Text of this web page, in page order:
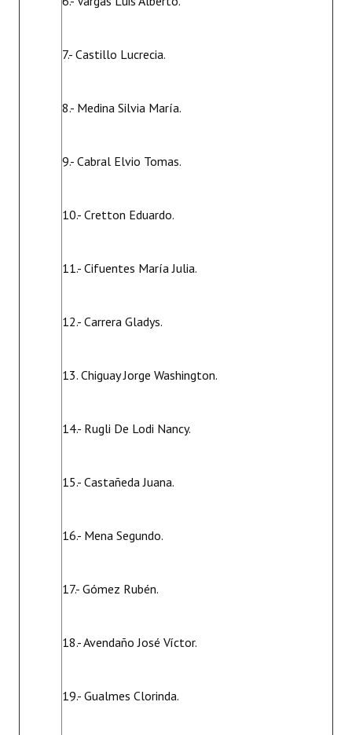
7.- Castillo Lucrecia.
8.- Medina Silvia María.
9.- Cabral Elvio Tomas.
10.- Cretton Eduardo.
11.- Cifuentes María Julia.
12.- Carrera Gladys.
13. Chiguay Jorge Washington.
14.- Rugli De Lodi Nancy.
15.- Castañeda Juana.
16.- Mena Segundo.
17.- Gómez Rubén.
18.- Avendaño José Víctor.
19.- Gualmes Clorinda.